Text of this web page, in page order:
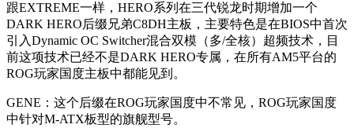
跟EXTREME一样，HERO系列在三代锐龙时期增加一个
DARK HERO后缀兄弟C8DH主板，主要特色是在BIOS中首次
引入Dynamic OC Switcher混合双模（多/全核）超频技术，目
前这项技术已经不是DARK HERO专属，在所有AM5平台的
ROG玩家国度主板中都能见到。
GENE ：这个后缀在ROG玩家国度中不常见，ROG玩家国度
中针对M-ATX板型的旗舰型号。